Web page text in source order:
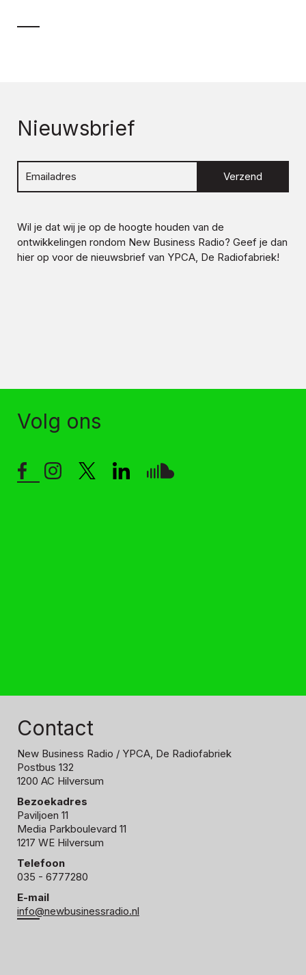
Nieuwsbrief
Verzend
Wil je dat wij je op de hoogte houden van de
ontwikkelingen rondom New Business Radio? Geef je dan
hier op voor de nieuwsbrief van YPCA, De Radiofabriek!
Volg ons
Contact
New Business Radio / YPCA, De Radiofabriek
Postbus 132
1200 AC Hilversum
Bezoekadres
Paviljoen 11
Media Parkboulevard 11
1217 WE Hilversum
Telefoon
035 - 6777280
E-mail
info@newbusinessradio.nl